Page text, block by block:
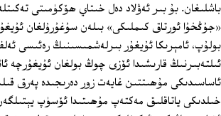
باشلىغان. بۇ بىر ئەۋلاد دەل خىتاي ھۆكۈمىتى
«جۇڭخۇا ئورتاق كىملىكى» بىلەن سۇغۇرۇلغان
بولۇپ، ئامېرىكا ئۇيغۇر بىرلەشمىسىنىڭ رەئىسى
ئىلتەبىرنىڭ قارىشىدا ئۆزى چوڭ بولغان ئۇيغۇرچە
ئاساسىدىكى مۇھىتتىن غايەت زور دەرىجىدە پەرق
خىلدىكى ياتاقلىق مەكتەپ مۇھىتىدا ئۆسۈپ